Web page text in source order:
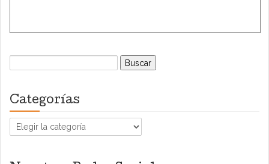
Buscar:
Categorías
Categorías